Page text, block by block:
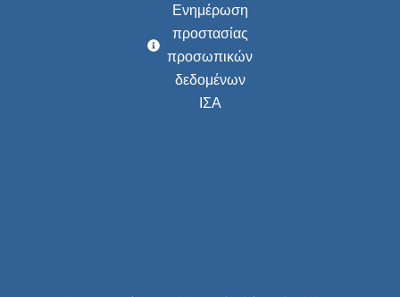
Ενημέρωση
προστασίας
προσωπικών
δεδομένων
ΙΣΑ